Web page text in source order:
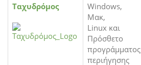
Ταχυδρόμος
Windows,
Μακ,
Linux και
Πρόσθετο
προγράμματος
περιήγησης